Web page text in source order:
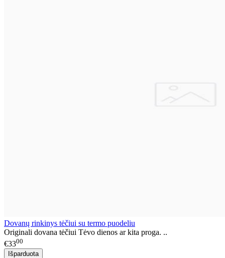
Dovanų rinkinys tėčiui su termo puodeliu
Originali dovana tėčiui Tėvo dienos ar kita proga. ..
€3300